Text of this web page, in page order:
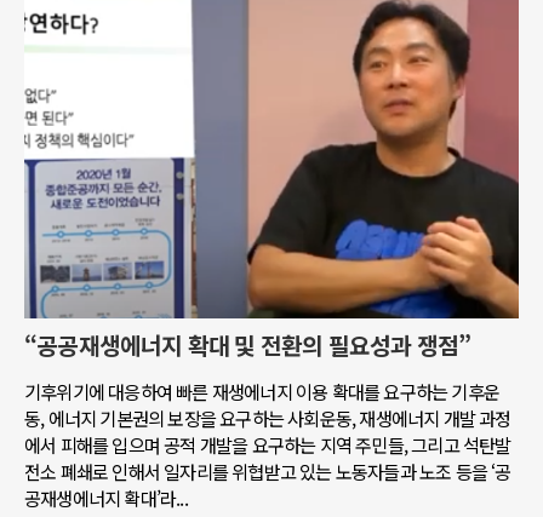
“공공재생에너지 확대 및 전환의 필요성과 쟁점”
기후위기에 대응하여 빠른 재생에너지 이용 확대를 요구하는 기후운
동, 에너지 기본권의 보장을 요구하는 사회운동, 재생에너지 개발 과정
에서 피해를 입으며 공적 개발을 요구하는 지역 주민들, 그리고 석탄발
전소 폐쇄로 인해서 일자리를 위협받고 있는 노동자들과 노조 등을 ‘공
공재생에너지 확대’라...